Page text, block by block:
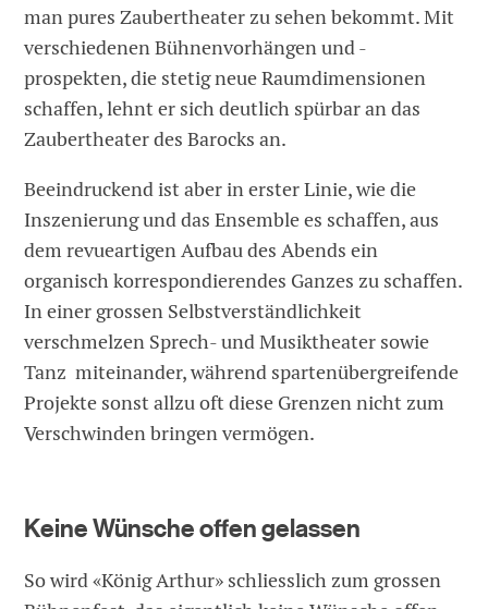
man pures Zaubertheater zu sehen bekommt. Mit
verschiedenen Bühnenvorhängen und -
prospekten, die stetig neue Raumdimensionen
schaffen, lehnt er sich deutlich spürbar an das
Zaubertheater des Barocks an.
Beeindruckend ist aber in erster Linie, wie die
Inszenierung und das Ensemble es schaffen, aus
dem revueartigen Aufbau des Abends ein
organisch korrespondierendes Ganzes zu schaffen.
In einer grossen Selbstverständlichkeit
verschmelzen Sprech- und Musiktheater sowie
Tanz miteinander, während spartenübergreifende
Projekte sonst allzu oft diese Grenzen nicht zum
Verschwinden bringen vermögen.
Keine Wünsche offen gelassen
So wird «König Arthur» schliesslich zum grossen